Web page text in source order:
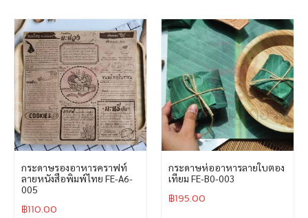
กระดาษรองอาหารคราฟท์
ลายหนังสือพิมพ์ไทย FE-A6-
005
฿110.00
กระดาษห่ออาหารลายใบตอง
เทียม FE-B0-003
฿195.00